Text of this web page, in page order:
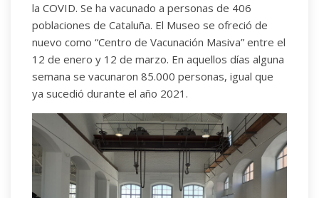
la COVID. Se ha vacunado a personas de 406
poblaciones de Cataluña. El Museo se ofreció de
nuevo como “Centro de Vacunación Masiva” entre el
12 de enero y 12 de marzo. En aquellos días alguna
semana se vacunaron 85.000 personas, igual que
ya sucedió durante el año 2021.